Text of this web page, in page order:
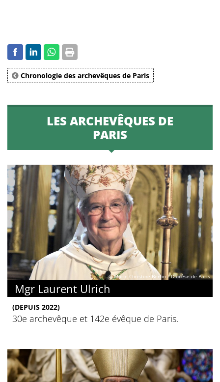
Chronologie des archevêques de Paris
LES ARCHEVÊQUES DE
PARIS
© Marie-Christine Bertin / Diocèse de Paris
Mgr Laurent Ulrich
(DEPUIS 2022)
30e archevêque et 142e évêque de Paris.